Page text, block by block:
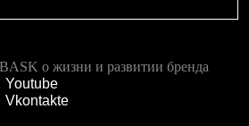
о жизни и развитии бренда
Youtube
Vkontakte